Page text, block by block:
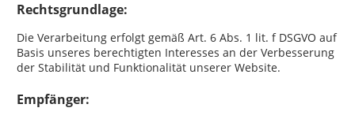
Rechtsgrundlage:
Die Verarbeitung erfolgt gemäß Art. 6 Abs. 1 lit. f DSGVO auf
Basis unseres berechtigten Interesses an der Verbesserung
der Stabilität und Funktionalität unserer Website.
Empfänger: